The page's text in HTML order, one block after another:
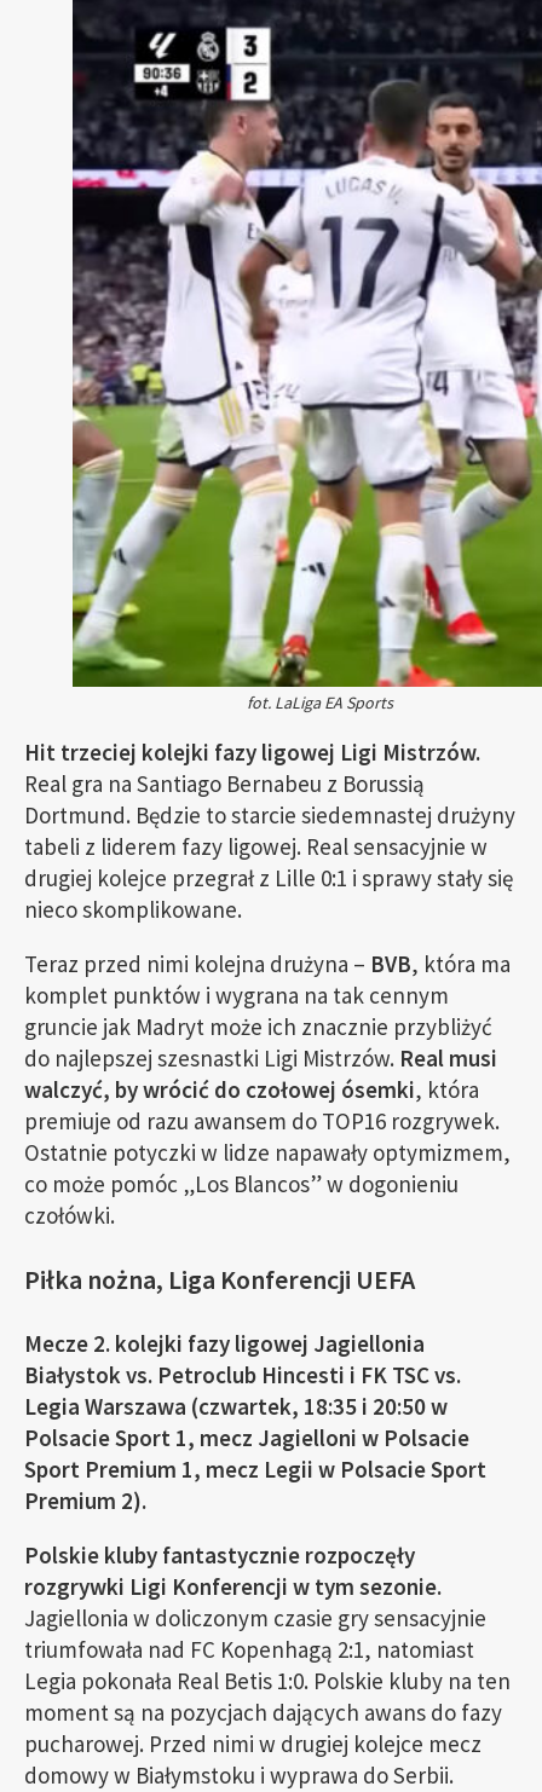
fot. LaLiga EA Sports
Hit trzeciej kolejki fazy ligowej Ligi Mistrzów.
Real gra na Santiago Bernabeu z Borussią
Dortmund. Będzie to starcie siedemnastej drużyny
tabeli z liderem fazy ligowej. Real sensacyjnie w
drugiej kolejce przegrał z Lille 0:1 i sprawy stały się
nieco skomplikowane.
Teraz przed nimi kolejna drużyna – BVB, która ma
komplet punktów i wygrana na tak cennym
gruncie jak Madryt może ich znacznie przybliżyć
do najlepszej szesnastki Ligi Mistrzów. Real musi
walczyć, by wrócić do czołowej ósemki, która
premiuje od razu awansem do TOP16 rozgrywek.
Ostatnie potyczki w lidze napawały optymizmem,
co może pomóc „Los Blancos” w dogonieniu
czołówki.
Piłka nożna, Liga Konferencji UEFA
Mecze 2. kolejki fazy ligowej Jagiellonia
Białystok vs. Petroclub Hincesti i FK TSC vs.
Legia Warszawa (czwartek, 18:35 i 20:50 w
Polsacie Sport 1, mecz Jagielloni w Polsacie
Sport Premium 1, mecz Legii w Polsacie Sport
Premium 2).
Polskie kluby fantastycznie rozpoczęły
rozgrywki Ligi Konferencji w tym sezonie.
Jagiellonia w doliczonym czasie gry sensacyjnie
triumfowała nad FC Kopenhagą 2:1, natomiast
Legia pokonała Real Betis 1:0. Polskie kluby na ten
moment są na pozycjach dających awans do fazy
pucharowej. Przed nimi w drugiej kolejce mecz
domowy w Białymstoku i wyprawa do Serbii.